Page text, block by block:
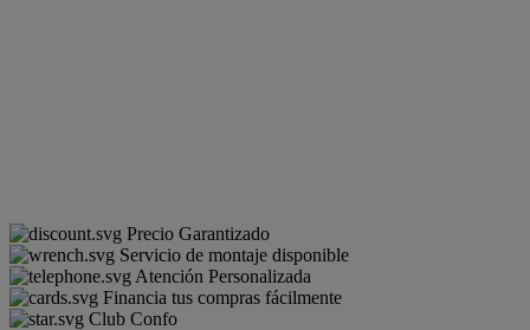
Precio Garantizado
Servicio de montaje disponible
Atención Personalizada
Financia tus compras fácilmente
Club Confo